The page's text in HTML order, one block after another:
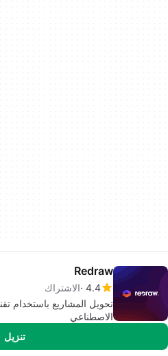
Redraw
4.4 الاشتراك
تحويل المشاريع باستخدام
الاصطناعي
تنزيل